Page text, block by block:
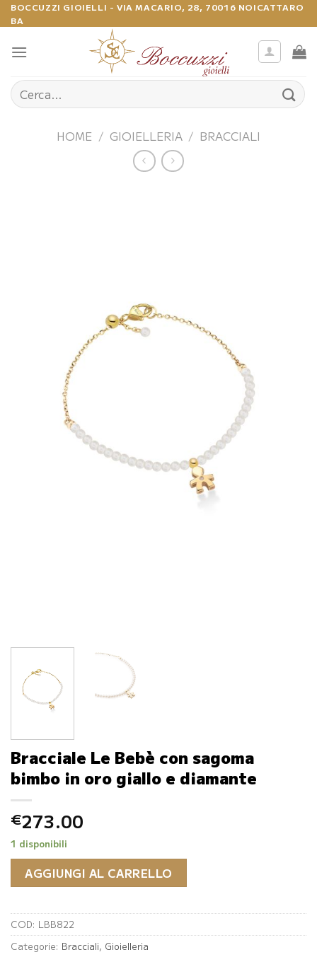
Salta
ai
contenuti
BOCCUZZI GIOIELLI - VIA MACARIO, 28, 70016 NOICATTARO
BA
Cerca:
HOME / GIOIELLERIA / BRACCIALI
Bracciale Le Bebè con sagoma
bimbo in oro giallo e diamante
€273.00
1 disponibili
AGGIUNGI AL CARRELLO
COD: LBB822
Categorie: Bracciali, Gioielleria